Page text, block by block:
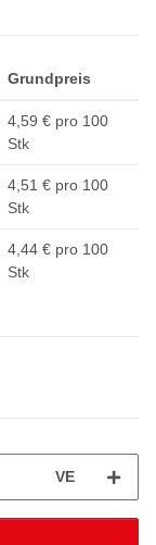
Grundpreis
4,59 € pro 100
Stk
4,51 € pro 100
Stk
4,44 € pro 100
Stk
VE